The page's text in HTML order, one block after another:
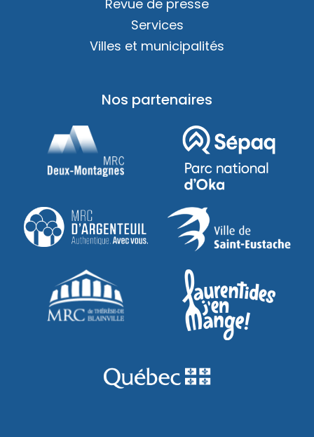
Revue de presse
Services
Villes et municipalités
Nos partenaires